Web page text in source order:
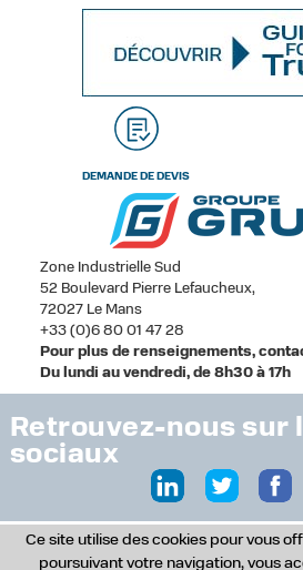
DEMANDE DE DEVIS
Zone Industrielle Sud
52 Boulevard Pierre Lefaucheux,
72027 Le Mans
+33 (0)6 80 01 47 28
Pour plus de renseignements,
Du lundi au vendredi, de 8h30 à 17h
Retrouvez-nous sur
sociaux
© Copyright 2017 - Tous droits réservés -
Ce site utilise des cookies pour vous
poursuivant votre navigation, vous